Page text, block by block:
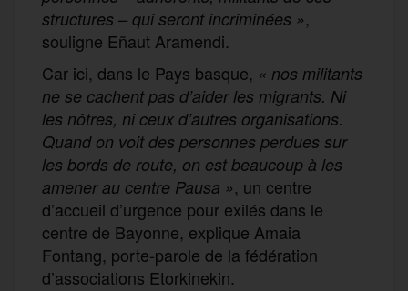
structures – qui seront incriminées »,
souligne Eñaut Aramendi.
Car ici, dans le Pays basque, « nos militants
ne se cachent pas d’aider les migrants. Ni
les nôtres, ni ceux d’autres organisations.
Quand on voit des personnes perdues sur
les bords de route, on est beaucoup à les
amener au centre Pausa », un centre
d’accueil d’urgence pour exilés dans le
centre de Bayonne, explique Amaia
Fontang, porte-parole de la fédération
d’associations Etorkinekin.